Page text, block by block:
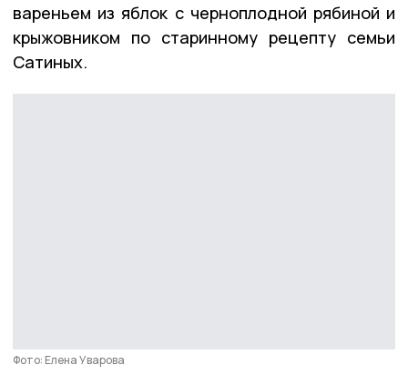
вареньем из яблок с черноплодной рябиной и
крыжовником по старинному рецепту семьи
Сатиных.
Фото: Елена Уварова